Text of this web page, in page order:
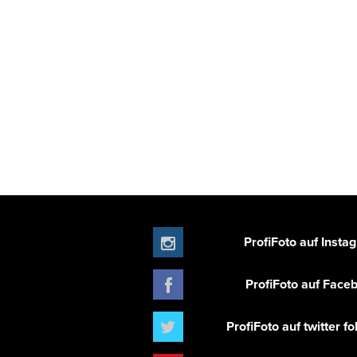
ProfiFoto auf
ProfiFoto auf
ProfiFoto auf twitter